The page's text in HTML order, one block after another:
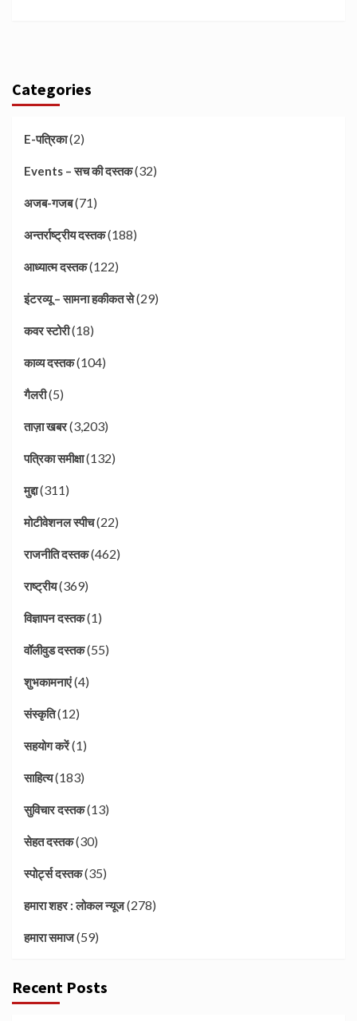
Categories
E-पत्रिका(2)
Events – सच की दस्तक(32)
अजब-गजब(71)
अन्तर्राष्ट्रीय दस्तक(188)
आध्यात्म दस्तक(122)
इंटरव्यू – सामना हकीकत से(29)
कवर स्टोरी(18)
काव्य दस्तक(104)
गैलरी(5)
ताज़ा खबर(3,203)
पत्रिका समीक्षा(132)
मुद्दा(311)
मोटीवेशनल स्पीच(22)
राजनीति दस्तक(462)
राष्ट्रीय(369)
विज्ञापन दस्तक(1)
वॉलीवुड दस्तक(55)
शुभकामनाएं(4)
संस्कृति(12)
सहयोग करें(1)
साहित्य(183)
सुविचार दस्तक(13)
सेहत दस्तक(30)
स्पोर्ट्स दस्तक(35)
हमारा शहर : लोकल न्यूज(278)
हमारा समाज(59)
Recent Posts